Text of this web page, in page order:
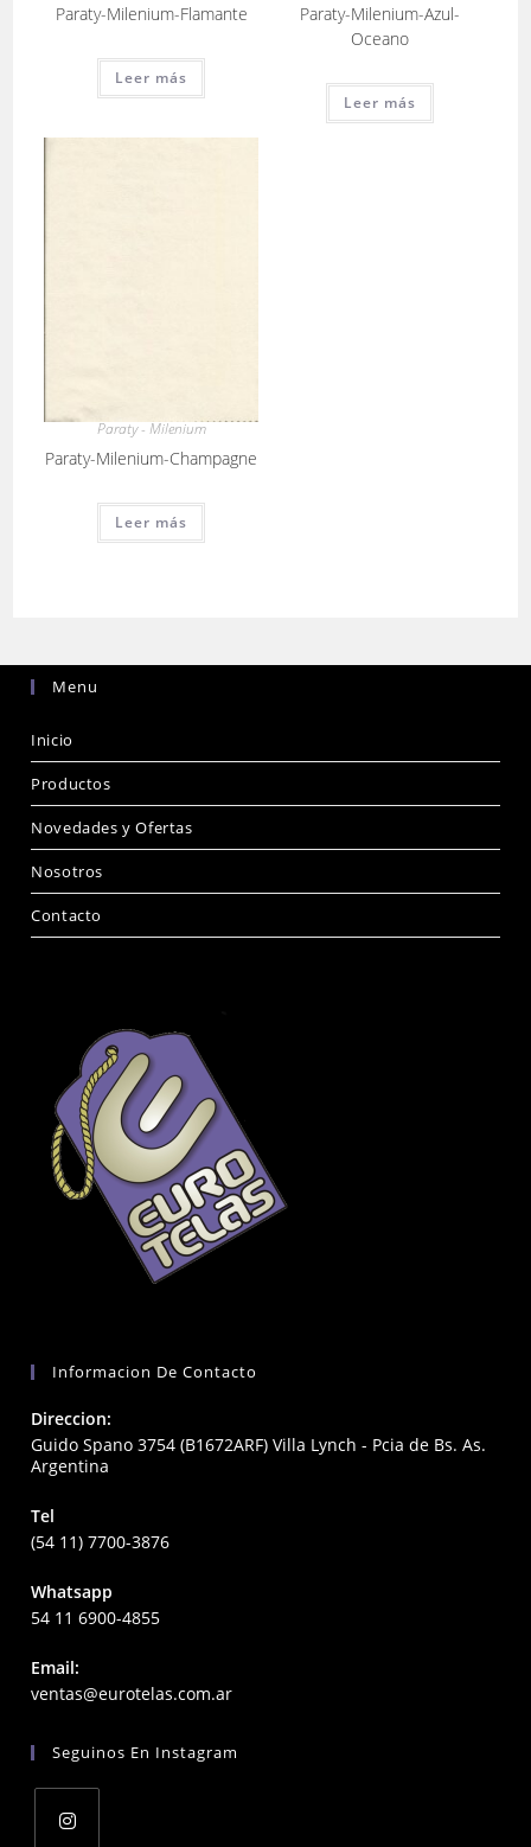
Paraty-Milenium-Flamante
Leer más
Paraty-Milenium-Azul-
Oceano
Leer más
Paraty - Milenium
Paraty-Milenium-Champagne
Leer más
Menu
Inicio
Productos
Novedades y Ofertas
Nosotros
Contacto
Informacion De Contacto
Direccion:
Guido Spano 3754 (B1672ARF) Villa Lynch - Pcia de Bs. As.
Argentina
Tel
(54 11) 7700-3876
Whatsapp
54 11 6900-4855
Email:
ventas@eurotelas.com.arOpens
application
Seguinos En Instagram